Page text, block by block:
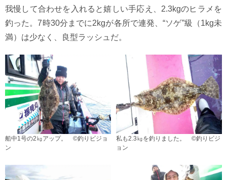
我慢して合わせを入れると嬉しい手応え、2.3kgのヒラメを
釣った。7時30分までに2kgが各所で連発、“ソゲ”級（1kg未
満）は少なく、良型ラッシュだ。
船中1号の2㎏アップ。 ©釣りビジョ
ン
私も2.3㎏を釣りました。 ©釣りビジ
ョン